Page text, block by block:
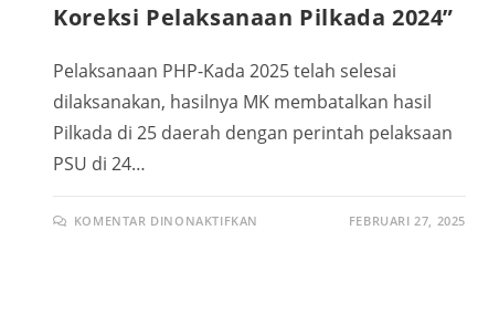
Koreksi Pelaksanaan Pilkada 2024”
Pelaksanaan PHP-Kada 2025 telah selesai
dilaksanakan, hasilnya MK membatalkan hasil
Pilkada di 25 daerah dengan perintah pelaksaan
PSU di 24…
KOMENTAR DINONAKTIFKAN FEBRUARI 27, 2025